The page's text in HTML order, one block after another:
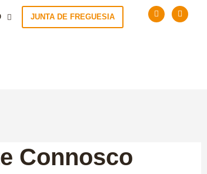
JUNTA DE FREGUESIA
Connosco